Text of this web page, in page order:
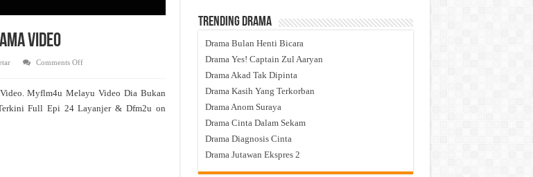
Video
Comments Offon
Live
24
Myflm4u Melayu Video Dia Bukan
Full Epi 24 Layanjer & Dfm2u on
Trending Drama
Drama Bulan Henti Bicara
Drama Yes! Captain Zul Aaryan
Drama Akad Tak Dipinta
Drama Kasih Yang Terkorban
Drama Anom Suraya
Drama Cinta Dalam Sekam
Drama Diagnosis Cinta
Drama Jutawan Ekspres 2